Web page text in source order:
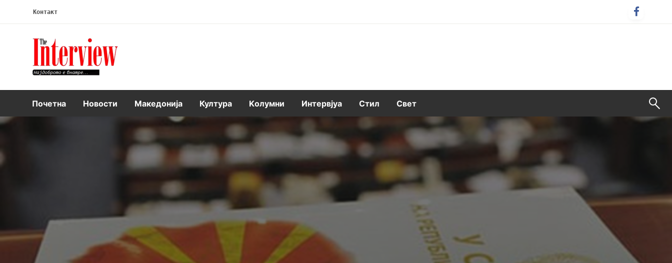
Контакт
Интервју
Почетна Новости Македонија Култура Kолумни Интервјуа Стил Свет